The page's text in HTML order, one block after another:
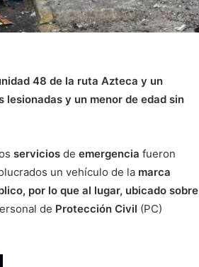
48 de la ruta Azteca y un
lesionadas y un menor de edad sin
servicios de emergencia fueron
un vehículo de la marca
por lo que al lugar, ubicado sobre
de Protección Civil (PC)